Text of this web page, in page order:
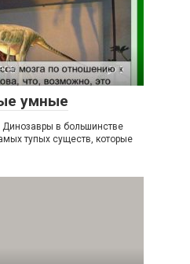
0
умные
в большинстве
тупых существ, которые